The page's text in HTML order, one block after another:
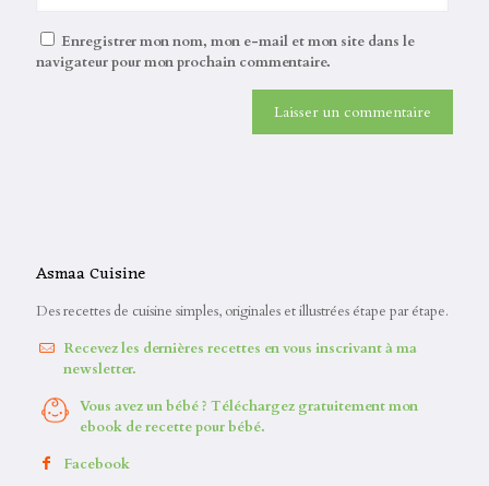
Enregistrer mon nom, mon e-mail et mon site dans le
navigateur pour mon prochain commentaire.
Asmaa Cuisine
Des recettes de cuisine simples, originales et illustrées étape par étape.
Recevez les dernières recettes en vous inscrivant à ma
newsletter.
Vous avez un bébé ? Téléchargez gratuitement mon
ebook de recette pour bébé.
Facebook